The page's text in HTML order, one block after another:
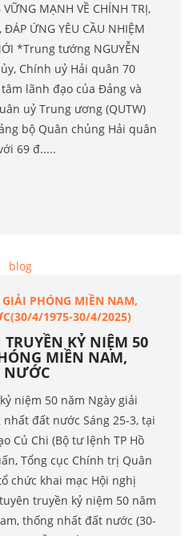
MẠNH VỀ CHÍNH TRỊ,
ỨNG YÊU CẦU NHIỆM
*Trung tướng NGUYỄN
Chính uỷ Hải quân 70
lãnh đạo của Đảng và
uỷ Trung ương (QUTW)
bộ Quân chủng Hải quân
69 đ.....
PHÓNG MIỀN NAM,
4/1975-30/4/2025)
KỶ NIỆM 50
MIỀN NAM,
NƯỚC
niệm 50 năm Ngày giải
đất nước Sáng 25-3, tại
Củ Chi (Bộ tư lệnh TP Hồ
Tổng cục Chính trị Quân
chức khai mạc Hội nghị
truyền kỷ niệm 50 năm
thống nhất đất nước (30-